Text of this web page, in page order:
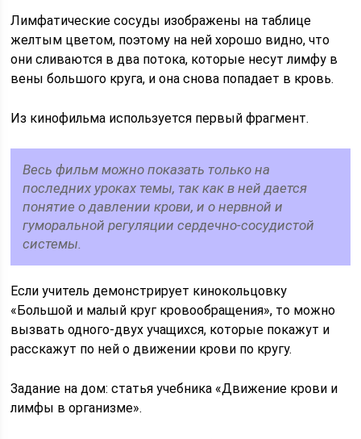
Лимфатические сосуды изображены на таблице
желтым цветом, поэтому на ней хорошо видно, что
они сливаются в два потока, которые несут лимфу в
вены большого круга, и она снова попадает в кровь.
Из кинофильма используется первый фрагмент.
Весь фильм можно показать только на
последних уроках темы, так как в ней дается
понятие о давлении крови, и о нервной и
гуморальной регуляции сердечно-сосудистой
системы.
Если учитель демонстрирует кинокольцовку
«Большой и малый круг кровообращения», то можно
вызвать одного-двух учащихся, которые покажут и
расскажут по ней о движении крови по кругу.
Задание на дом: статья учебника «Движение крови и
лимфы в организме».